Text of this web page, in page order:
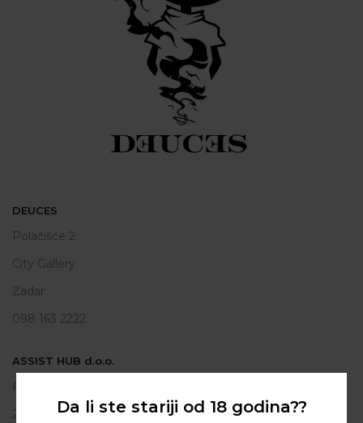
DEUCES
Polačišće 2
City Gallery
Zadar
098 163 2222
ASSIST HUB d.o.o.
Put vrljuge 13
23206 SukošanDa li ste stariji od 18 godina??